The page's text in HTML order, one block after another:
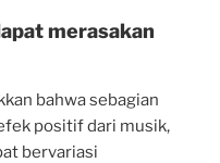
merasakan
bahwa sebagian
positif dari musik,
bervariasi